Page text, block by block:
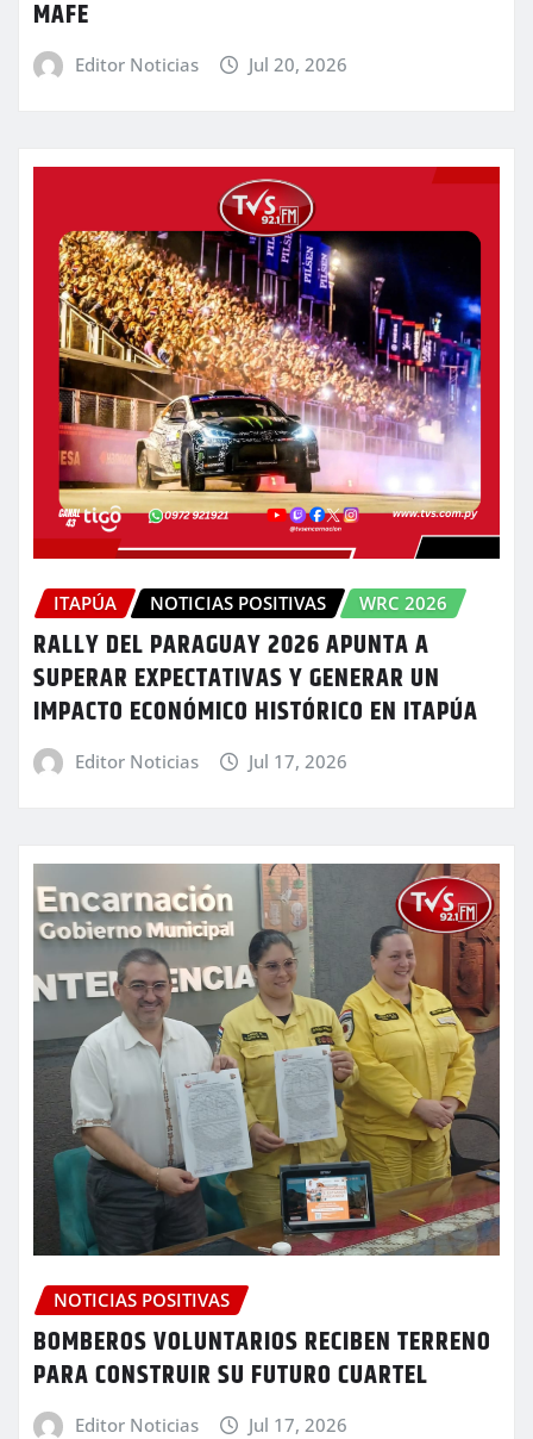
MAFE
Editor Noticias Jul 20, 2026
ITAPÚA NOTICIAS POSITIVAS WRC 2026
RALLY DEL PARAGUAY 2026 APUNTA A
SUPERAR EXPECTATIVAS Y GENERAR UN
IMPACTO ECONÓMICO HISTÓRICO EN ITAPÚA
Editor Noticias Jul 17, 2026
NOTICIAS POSITIVAS
BOMBEROS VOLUNTARIOS RECIBEN TERRENO
PARA CONSTRUIR SU FUTURO CUARTEL
Editor Noticias Jul 17, 2026